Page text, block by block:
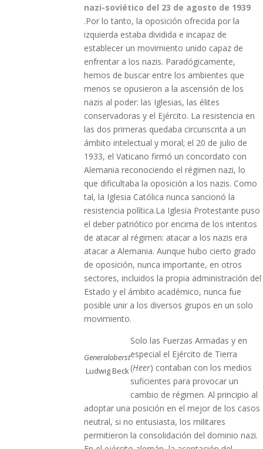
nazi-soviético del 23 de agosto de 1939
.Por lo tanto, la oposición ofrecida por la
izquierda estaba dividida e incapaz de
establecer un movimiento unido capaz de
enfrentar a los nazis. Paradógicamente,
hemos de buscar entre los ambientes que
menos se opusieron a la ascensión de los
nazis al poder: las Iglesias, las élites
conservadoras y el Ejército. La resistencia en
las dos primeras quedaba circunscrita a un
ámbito intelectual y moral; el 20 de julio de
1933, el Vaticano firmó un concordato con
Alemania reconociendo el régimen nazi, lo
que dificultaba la oposición a los nazis. Como
tal, la Iglesia Católica nunca sancionó la
resistencia política.La Iglesia Protestante puso
el deber patriótico por encima de los intentos
de atacar al régimen: atacar a los nazis era
atacar a Alemania. Aunque hubo cierto grado
de oposición, nunca importante, en otros
sectores, incluidos la propia administración del
Estado y el ámbito académico, nunca fue
posible unir a los diversos grupos en un solo
movimiento.
Generaloberst
Ludwig Beck
Solo las Fuerzas Armadas y en
especial el Ejército de Tierra
(Heer) contaban con los medios
suficientes para provocar un
cambio de régimen. Al principio al
adoptar una posición en el mejor de los casos
neutral, si no entusiasta, los militares
permitieron la consolidación del dominio nazi.